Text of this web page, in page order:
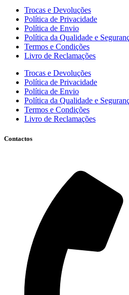
Trocas e Devoluções
Política de Privacidade
Política de Envio
Política da Qualidade e
Termos e Condições
Livro de Reclamações
Trocas e Devoluções
Política de Privacidade
Política de Envio
Política da Qualidade e
Termos e Condições
Livro de Reclamações
Contactos